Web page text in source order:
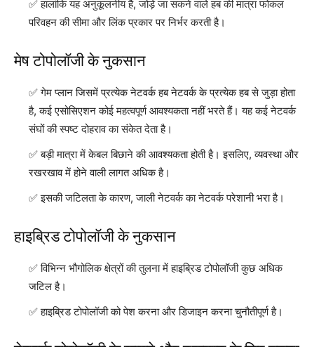
हालांकि यह अनुकूलनीय है, जोड़े जा सकने वाले हब की मात्रा फोकल
परिवहन की सीमा और लिंक प्रकार पर निर्भर करती है।
मेष टोपोलॉजी के नुकसान
गेम प्लान जिसमें प्रत्येक नेटवर्क हब नेटवर्क के प्रत्येक हब से जुड़ा होता
है, कई एसोसिएशन कोई महत्वपूर्ण आवश्यकता नहीं भरते हैं। यह कई नेटवर्क
संघों की स्पष्ट दोहराव का संकेत देता है।
बड़ी मात्रा में केबल बिछाने की आवश्यकता होती है। इसलिए, व्यवस्था और
रखरखाव में होने वाली लागत अधिक है।
इसकी जटिलता के कारण, जाली नेटवर्क का नेटवर्क परेशानी भरा है।
हाइब्रिड टोपोलॉजी के नुकसान
विभिन्न भौगोलिक क्षेत्रों की तुलना में हाइब्रिड टोपोलॉजी कुछ अधिक
जटिल है।
हाइब्रिड टोपोलॉजी को पेश करना और डिजाइन करना चुनौतीपूर्ण है।